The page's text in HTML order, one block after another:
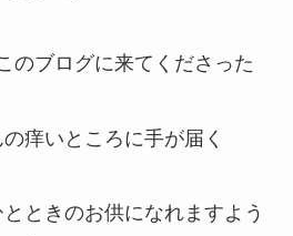
のブログに来てくださった
痒いところに手が届く
ときのお供になれますよう